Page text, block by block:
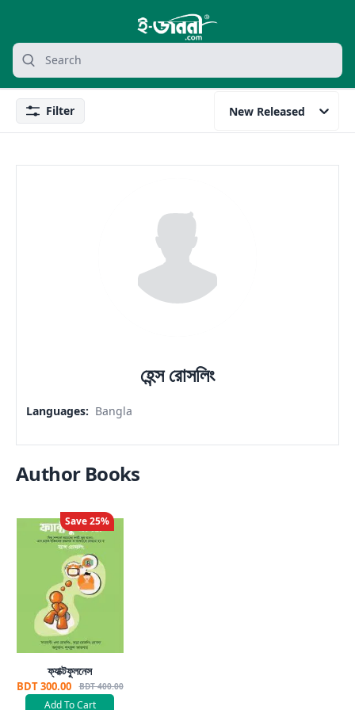
grocery search at header
Search
FilterFilter New Released
হেন্স রোসলিং
Languages: Bangla
Author Books
Save25%
ফ্যাক্টফুলনেস
BDT 300.00 BDT 400.00
Add To Cart